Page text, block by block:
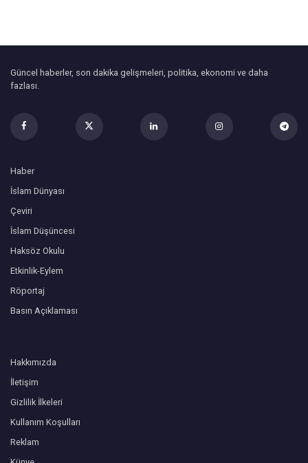
Güncel haberler, son dakika gelişmeleri, politika, ekonomi ve daha
fazlası.
Haber
İslam Dünyası
Çeviri
İslam Düşüncesi
Haksöz Okulu
Etkinlik-Eylem
Röportaj
Basın Açıklaması
Hakkımızda
İletişim
Gizlilik İlkeleri
Kullanım Koşulları
Reklam